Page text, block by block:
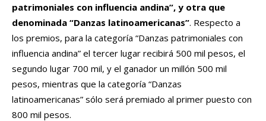
patrimoniales con influencia andina”, y otra que
denominada “Danzas latinoamericanas”. Respecto a
los premios, para la categoría “Danzas patrimoniales con
influencia andina” el tercer lugar recibirá 500 mil pesos, el
segundo lugar 700 mil, y el ganador un millón 500 mil
pesos, mientras que la categoría “Danzas
latinoamericanas” sólo será premiado al primer puesto con
800 mil pesos.